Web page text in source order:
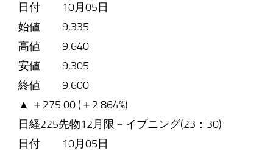
日付 10月05日
始値 9,335
高値 9,640
安値 9,305
終値 9,600
▲ ＋275.00 (＋2.864%)
日経225先物12月限－イブニング(23：30)
日付 10月05日